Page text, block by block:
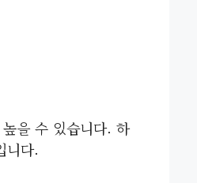
을 수 있습니다. 하
니다.